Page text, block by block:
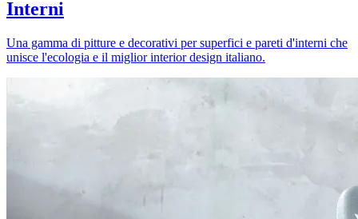
Interni
Una gamma di pitture e decorativi per superfici e pareti d'interni che
unisce l'ecologia e il miglior interior design italiano.